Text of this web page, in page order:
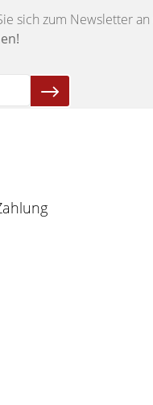
sich zum Newsletter